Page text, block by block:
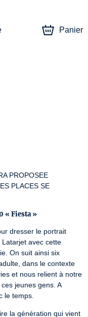
Panier
PROPOSEE
PLACES SE
« Fiesta »
dresser le portrait
avec cette
On suit ainsi six
dans le contexte
et nous relient à notre
jeunes gens. A
le temps.
la génération qui vient